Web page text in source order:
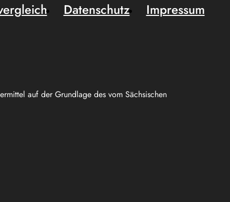
auf der Grundlage des vom Sächsischen
Datenschutz
Impressum